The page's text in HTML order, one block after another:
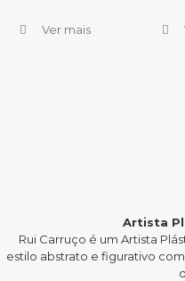
Ver mais
Artista
Rui Carruço é um Artista
estilo abstrato e figurativo